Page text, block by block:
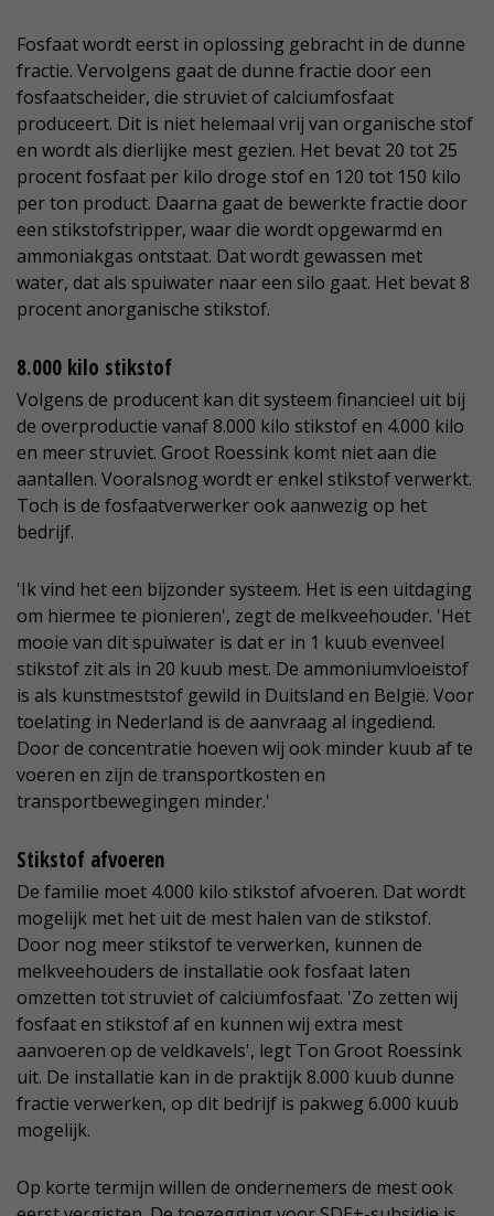
Fosfaat wordt eerst in oplossing gebracht in de dunne
fractie. Vervolgens gaat de dunne fractie door een
fosfaatscheider, die struviet of calciumfosfaat
produceert. Dit is niet helemaal vrij van organische stof
en wordt als dierlijke mest gezien. Het bevat 20 tot 25
procent fosfaat per kilo droge stof en 120 tot 150 kilo
per ton product. Daarna gaat de bewerkte fractie door
een stikstofstripper, waar die wordt opgewarmd en
ammoniakgas ontstaat. Dat wordt gewassen met
water, dat als spuiwater naar een silo gaat. Het bevat 8
procent anorganische stikstof.
8.000 kilo stikstof
Volgens de producent kan dit systeem financieel uit bij
de overproductie vanaf 8.000 kilo stikstof en 4.000 kilo
en meer struviet. Groot Roessink komt niet aan die
aantallen. Vooralsnog wordt er enkel stikstof verwerkt.
Toch is de fosfaatverwerker ook aanwezig op het
bedrijf.
'Ik vind het een bijzonder systeem. Het is een uitdaging
om hiermee te pionieren', zegt de melkveehouder. 'Het
mooie van dit spuiwater is dat er in 1 kuub evenveel
stikstof zit als in 20 kuub mest. De ammoniumvloeistof
is als kunstmeststof gewild in Duitsland en België. Voor
toelating in Nederland is de aanvraag al ingediend.
Door de concentratie hoeven wij ook minder kuub af te
voeren en zijn de transportkosten en
transportbewegingen minder.'
Stikstof afvoeren
De familie moet 4.000 kilo stikstof afvoeren. Dat wordt
mogelijk met het uit de mest halen van de stikstof.
Door nog meer stikstof te verwerken, kunnen de
melkveehouders de installatie ook fosfaat laten
omzetten tot struviet of calciumfosfaat. 'Zo zetten wij
fosfaat en stikstof af en kunnen wij extra mest
aanvoeren op de veldkavels', legt Ton Groot Roessink
uit. De installatie kan in de praktijk 8.000 kuub dunne
fractie verwerken, op dit bedrijf is pakweg 6.000 kuub
mogelijk.
Op korte termijn willen de ondernemers de mest ook